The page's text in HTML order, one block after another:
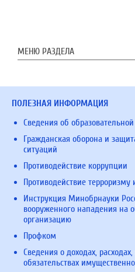
МЕНЮ РАЗДЕЛА
ПОЛЕЗНАЯ ИНФОРМАЦИЯ
Сведения об
Гражданская оборона и
ситуаций
Противодействие коррупции
Противодействие терроризму
Инструкция Минобрнауки
вооруженного нападения на
организацию
Профком
Сведения о доходах,
обязательствах